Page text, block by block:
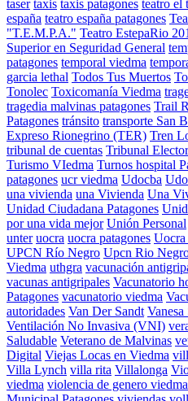
taser taxis taxis patagones teatro el
españa teatro españa patagones
"T.E.M.P.A." Teatro EstepaRio
Superior en Seguridad General
patagones temporal viedma
garcia lethal Todos Tus Muertos
Tonolec Toxicomanía Viedma
tragedia malvinas patagones Trail
Patagones tránsito transporte San
Expreso Rionegrino (TER) Tren
tribunal de cuentas Tribunal
Turismo VIedma Turnos hospital
patagones ucr viedma Udocba
una vivienda una Vivienda Una
Unidad Ciudadana Patagones
por una vida mejor Unión Personal
unter uocra uocra patagones Uocra
UPCN Río Negro Upcn Rio
Viedma uthgra vacunación
vacunas antigripales Vacunatorio
Patagones vacunatorio viedma
autoridades Van Der Sandt Vanesa
Ventilación No Invasiva (VNI)
Saludable Veterano de Malvinas
Digital Viejas Locas en Viedma
Villa Lynch villa rita Villalonga
viedma violencia de genero viedma